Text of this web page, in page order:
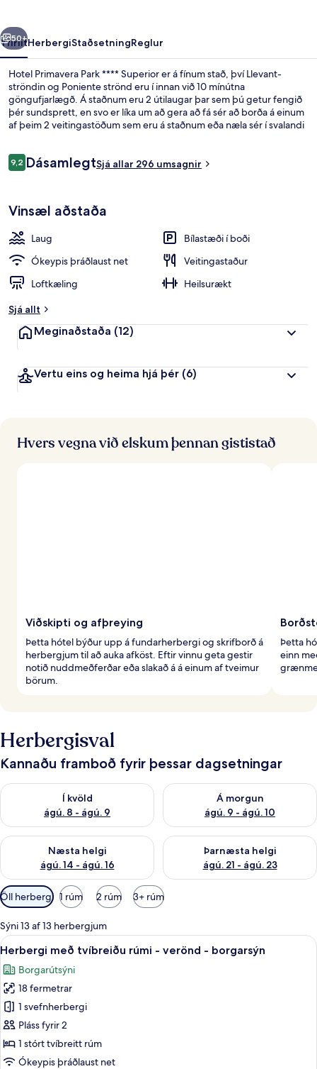
Næsta
50+
YfirlitHerbergiStaðsetningReglur
Hotel Primavera Park **** Superior er á fínum stað, því Llevant-
ströndin og Poniente strönd eru í innan við 10 mínútna
göngufjarlægð. Á staðnum eru 2 útilaugar þar sem þú getur fengið
þér sundsprett, en svo er líka um að gera að fá sér að borða á einum
af þeim 2 veitingastöðum sem eru á staðnum eða næla sér í svalandi
hóteli fyrir vandláta eru bar við sundlaugarbakkann,
Umsagnir
9,29,2 af 10
DásamlegtSjá allar 296 umsagnir
Vinsæl aðstaða
Laug
Bílastæði í boði
Ókeypis þráðlaust net
Veitingastaður
Loftkæling
Heilsurækt
Sjá allt
Meginaðstaða (12)
Vertu eins og heima hjá þér (6)
Hvers vegna við elskum þennan gististað
Viðskipti og afþreying
Þetta hótel býður upp á fundarherbergi og skrifborð á
herbergjum til að auka afköst. Eftir vinnu geta gestir
notið nuddmeðferðar eða slakað á á einum af tveimur
börum.
Þetta
einn
Herbergisval
Kannaðu framboð fyrir þessar dagsetningar
Í kvöld
ágú. 8 - ágú. 9
Athuga framboð í kvöld ágú. 8 - ágú. 9
Á morgun
ágú. 9 - ágú. 10
Athuga framboð á morgun
Næsta helgi
ágú. 14 - ágú. 16
Athuga framboð næstu helgi ágú. 14 - ágú. 16
Þarnæsta helgi
ágú. 21 - ágú. 23
Athuga framboð þarnæstu
Síur
í
boði
fyrir
herbergi
Öll herbergi 1 rúm 2 rúm 3+ rúm
Sýni 13 af 13 herbergjum
Skoða
allar
myndir
fyrir
Herbergi
með
tvíbreiðu
rúmi
Míníbar, skrifborð, myrkratjöld/-
5
Herbergi með tvíbreiðu rúmi - verönd - borgarsýn
Borgarútsýni
18 fermetrar
1 svefnherbergi
Pláss fyrir 2
1 stórt tvíbreitt rúm
Ókeypis þráðlaust net